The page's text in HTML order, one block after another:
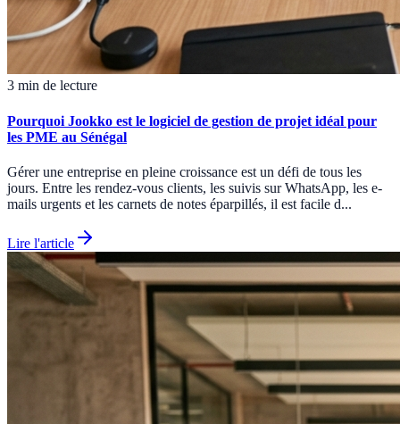
3 min de lecture
Pourquoi Jookko est le logiciel de gestion de projet idéal pour
les PME au Sénégal
Gérer une entreprise en pleine croissance est un défi de tous les
jours. Entre les rendez-vous clients, les suivis sur WhatsApp, les e-
mails urgents et les carnets de notes éparpillés, il est facile d...
Lire l'article